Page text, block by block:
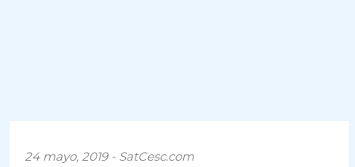
24 mayo, 2019 - SatCesc.com